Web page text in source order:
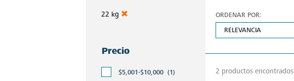
22 kg
Precio
$5,001-$10,000 (1)
ORDENAR POR:
2 productos encontrados